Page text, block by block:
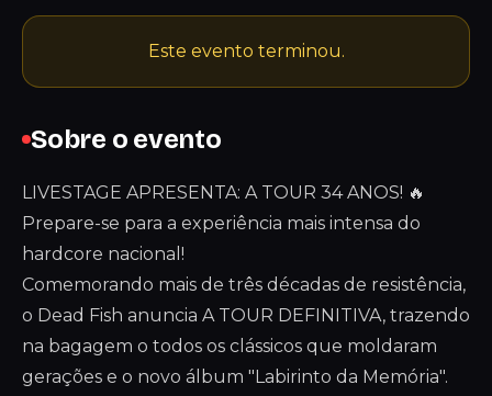
Sobre o evento
LIVESTAGE APRESENTA: A TOUR 34 ANOS! 🔥
Prepare-se para a experiência mais intensa do
hardcore nacional!
Comemorando mais de três décadas de resistência,
o Dead Fish anuncia A TOUR DEFINITIVA, trazendo
na bagagem o todos os clássicos que moldaram
gerações e o novo álbum "Labirinto da Memória".
Este evento terminou.